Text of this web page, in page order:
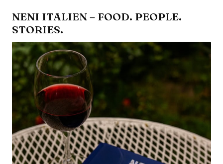
NENI ITALIEN – FOOD. PEOPLE.
STORIES.